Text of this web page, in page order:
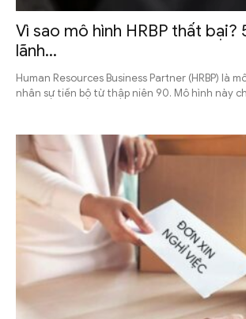
Vì sao mô hình HRBP thất bại?
lãnh...
Human Resources Business Partner (HRBP) là
nhân sự tiến bộ từ thập niên 90. Mô hình này